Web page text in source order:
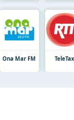
Ona Mar FM